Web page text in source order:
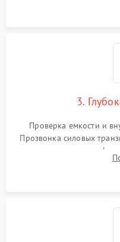
3.
Проверка емкости и
Прозвонка силовых
переключения и
конденсаторов и